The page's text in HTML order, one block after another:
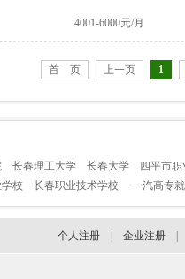
4001-6000元/月
首 页 上一页 1
长春理工大学 长春大学
四平市
校 长春职业技术学校 一汽高专
个人注册 企业注册